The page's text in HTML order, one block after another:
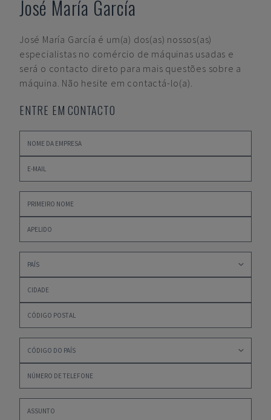
José María García
José María García é um(a) dos(as) nossos(as)
especialistas no comércio de máquinas usadas e
será o contacto direto para mais questões sobre a
máquina. Não hesite em contactá-lo(a).
ENTRE EM CONTACTO